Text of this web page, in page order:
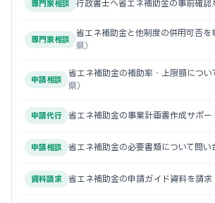
専門家相談 行政書士へ省エネ補助金の事前確認
専門家相談
省エネ補助金と他制度の併用可否を
県）
申請相談
省エネ補助金の補助率・上限額につい
県）
申請代行 省エネ補助金の事業計画書作成サポー
申請相談 省エネ補助金の必要書類について問い
資料請求 省エネ補助金の申請ガイド資料を請求